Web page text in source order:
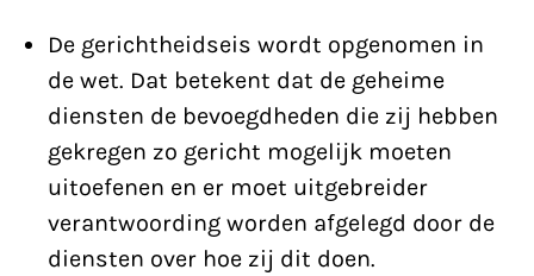
De gerichtheidseis wordt opgenomen in
de wet. Dat betekent dat de geheime
diensten de bevoegdheden die zij hebben
gekregen zo gericht mogelijk moeten
uitoefenen en er moet uitgebreider
verantwoording worden afgelegd door de
diensten over hoe zij dit doen.